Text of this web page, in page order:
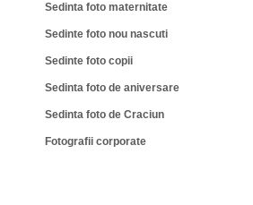
Sedinta foto maternitate
Sedinte foto nou nascuti
Sedinte foto copii
Sedinta foto de aniversare
Sedinta foto de Craciun
Fotografii corporate